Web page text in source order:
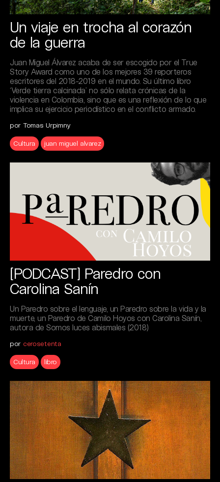
Un viaje en trocha al corazón
de la guerra
Juan Miguel Álvarez acaba de ser escogido por el True
Story Award como uno de los mejores 39 reporteros
escritores del 2018-2019 en el mundo. Su último libro
‘Verde tierra calcinada’ no sólo relata crónicas de la
violencia en Colombia, sino que es una reflexión de lo que
implica su ejercicio periodístico en el conflicto armado.
por Tomas Urpimny
Cultura juan miguel alvarez
[PODCAST] Paredro con
Carolina Sanín
Un Paredro sobre el lenguaje, un Paredro sobre la vida y la
muerte, un Paredro de Camilo Hoyos con Carolina Sanín,
autora de Somos luces abismales (2018)
por cerosetenta
Cultura libro